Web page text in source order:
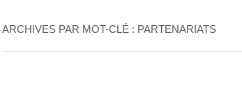
ARCHIVES PAR MOT-CLÉ : PARTENARIATS